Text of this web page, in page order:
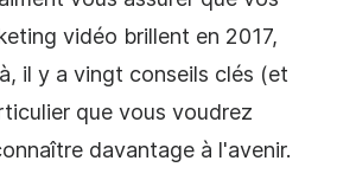
vidéo brillent en 2017,
il y a vingt conseils clés (et
que vous voudrez
davantage à l'avenir.